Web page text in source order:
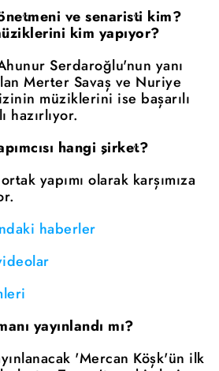
ve senaristi kim?
kim yapıyor?
Serdaroğlu'nun yanı
Merter Savaş ve Nuriye
müziklerini ise başarılı
hazırlıyor.
hangi şirket?
yapımı olarak karşımıza
haberler
yayınlandı mı?
'Mercan Köşk'ün ilk